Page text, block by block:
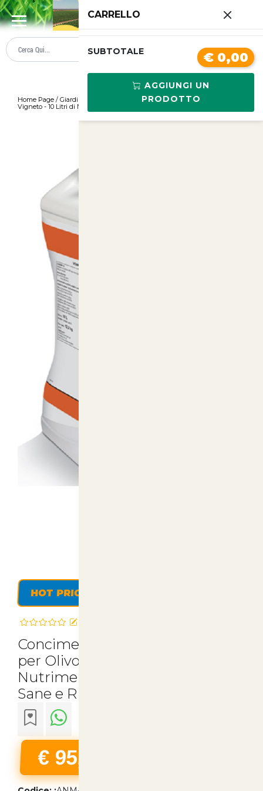
Home Page / Giardinaggio
Concime Fogliare Vitanica Mc per Olivo e
Vigneto - 10 Litri di Nutrimento Natura
HOT PRICE
Concime Fogliare Vitanica Mc
per Olivo e Vigneto - 10 Litri di
Nutrimento Naturale per Piante
Sane e Rigogliose | Articoli per A
€ 95,00
CARRELLO
SUBTOTALE € 0,00
AGGIUNGI UN
PRODOTTO